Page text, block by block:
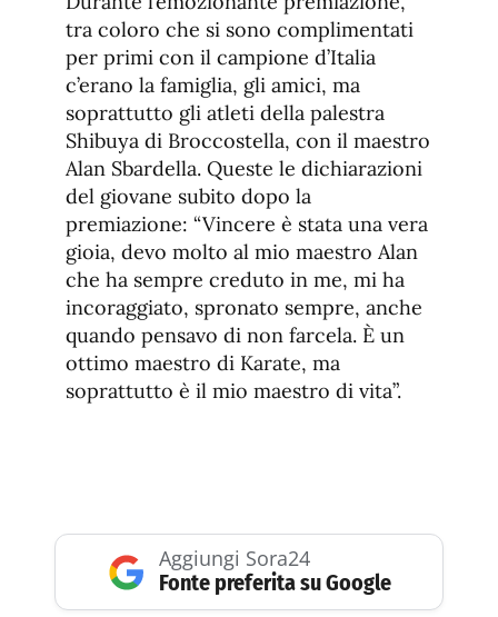
tra coloro che si sono complimentati
per primi con il campione d’Italia
c’erano la famiglia, gli amici, ma
soprattutto gli atleti della palestra
Shibuya di Broccostella, con il maestro
Alan Sbardella. Queste le dichiarazioni
del giovane subito dopo la
premiazione: “Vincere è stata una vera
gioia, devo molto al mio maestro Alan
che ha sempre creduto in me, mi ha
incoraggiato, spronato sempre, anche
quando pensavo di non farcela. È un
ottimo maestro di Karate, ma
soprattutto è il mio maestro di vita”.
Aggiungi Sora24
Fonte preferita su Google